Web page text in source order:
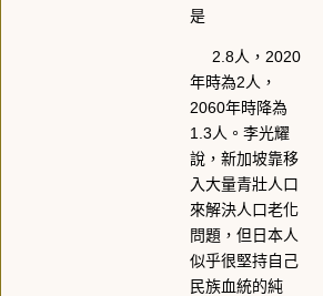
是
2.8人，2020
年時為2人，
2060年時降為
1.3人。李光耀
說，新加坡靠移
入大量青壯人口
來解決人口老化
問題，但日本人
似乎很堅持自己
民族血統的純